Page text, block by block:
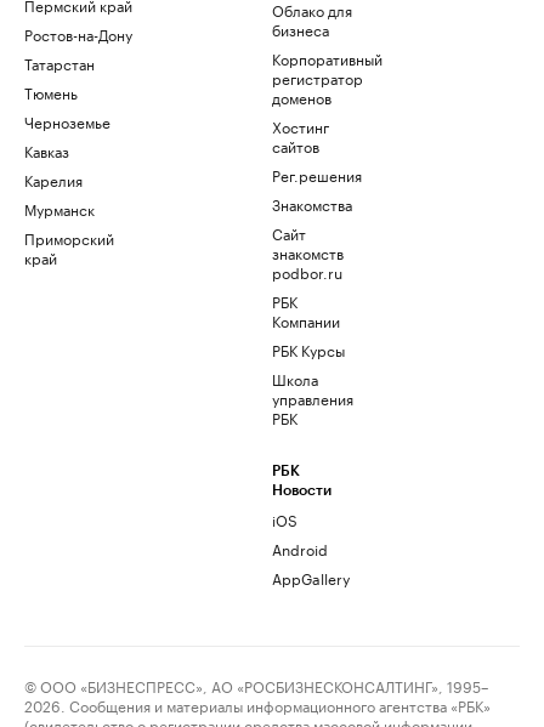
Ростов-на-Дону
Татарстан
Тюмень
Черноземье
Кавказ
Карелия
Мурманск
Приморский
край
Облако для
бизнеса
Корпоративный
регистратор
доменов
Хостинг
сайтов
Рег.решения
Знакомства
Сайт
знакомств
podbor.ru
РБК
Компании
РБК Курсы
Школа
управления
РБК
РБК
Новости
iOS
Android
AppGallery
© ООО «БИЗНЕСПРЕСС», АО «РОСБИЗНЕСКОНСАЛТИНГ», 1995–
2026. Сообщения и материалы информационного агентства «РБК»